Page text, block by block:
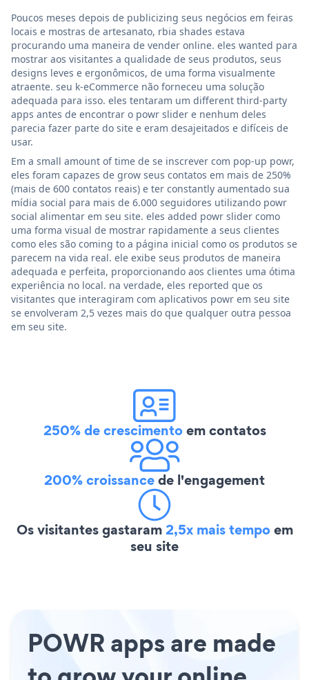
Poucos meses depois de publicizing seus negócios em feiras
locais e mostras de artesanato, rbia shades estava
procurando uma maneira de vender online. eles wanted para
mostrar aos visitantes a qualidade de seus produtos, seus
designs leves e ergonômicos, de uma forma visualmente
atraente. seu k-eCommerce não forneceu uma solução
adequada para isso. eles tentaram um different third-party
apps antes de encontrar o powr slider e nenhum deles
parecia fazer parte do site e eram desajeitados e difíceis de
usar.
Em a small amount of time de se inscrever com pop-up powr,
eles foram capazes de grow seus contatos em mais de 250%
(mais de 600 contatos reais) e ter constantly aumentado sua
mídia social para mais de 6.000 seguidores utilizando powr
social alimentar em seu site. eles added powr slider como
uma forma visual de mostrar rapidamente a seus clientes
como eles são coming to a página inicial como os produtos se
parecem na vida real. ele exibe seus produtos de maneira
adequada e perfeita, proporcionando aos clientes uma ótima
experiência no local. na verdade, eles reported que os
visitantes que interagiram com aplicativos powr em seu site
se envolveram 2,5 vezes mais do que qualquer outra pessoa
em seu site.
250% de crescimentoem contatos
200% croissancede l'engagement
Os visitantes gastaram2,5x mais tempoem
seu site
POWR apps are made